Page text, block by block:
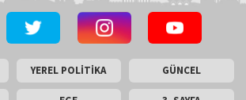
YEREL POLİTİKA GÜNCEL